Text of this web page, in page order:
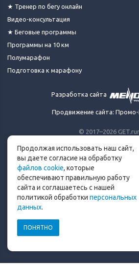
© 2017–2026
Сделано с ❤ бегунами
для бегунов
Телеграм-канал
Беговой чат в
info@get.run
Уведомление о рисках и
★ Тренер по бегу онлайн
Видео-консультация
★ Беговые программы
Программы на 10 км
Полумарафон
Подготовка к марафону
Разработка сайта
Продвижение сайта:
Продолжая использовать наш сайт,
вы даете согласие на обработку
файлов cookie, которые
обеспечивают правильную работу
сайта и соглашаетесь с нашей
политикой обработки персональных
данных.
ПОНЯТНО